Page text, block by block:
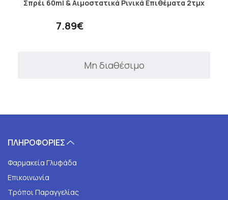
Σπρέι 60ml & Αιμοστατικά Ρινικά Επιθέματα 2τμχ
7.89€
Μη διαθέσιμο
ΠΛΗΡΟΦΟΡΙΕΣ
Φαρμακεία Γλυφάδα
Επικοινωνία
Τρόποι Παραγγελίας